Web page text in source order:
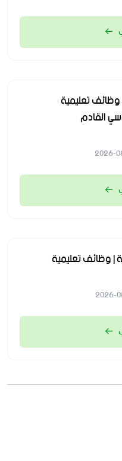
تعليمية
القادم
| وظائف تعليمية